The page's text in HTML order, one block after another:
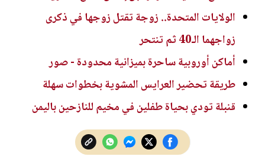
الولايات المتحدة.. زوجة تقتل زوجها في ذكرى
زواجهما الـ40 ثم تنتحر
أماكن أوروبية ساحرة بميزانية محدودة - صور
طريقة تحضير العرايس المشوية بخطوات سهلة
قنبلة تودي بحياة طفلين في مخيم للنازحين باليمن